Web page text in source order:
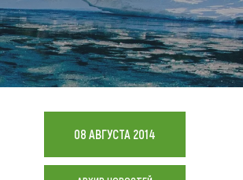
Санатории
Гостиницы, отели
Коттеджи, базы
Мотели, придорожные
08 АВГУСТА 2014